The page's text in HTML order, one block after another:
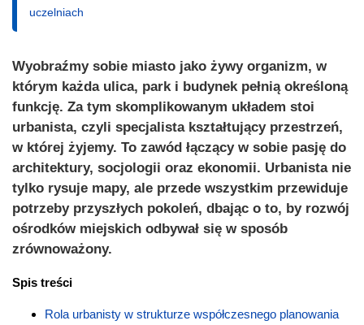
uczelniach
Wyobraźmy sobie miasto jako żywy organizm, w
którym każda ulica, park i budynek pełnią określoną
funkcję. Za tym skomplikowanym układem stoi
urbanista, czyli specjalista kształtujący przestrzeń,
w której żyjemy. To zawód łączący w sobie pasję do
architektury, socjologii oraz ekonomii. Urbanista nie
tylko rysuje mapy, ale przede wszystkim przewiduje
potrzeby przyszłych pokoleń, dbając o to, by rozwój
ośrodków miejskich odbywał się w sposób
zrównoważony.
Spis treści
Rola urbanisty w strukturze współczesnego planowania